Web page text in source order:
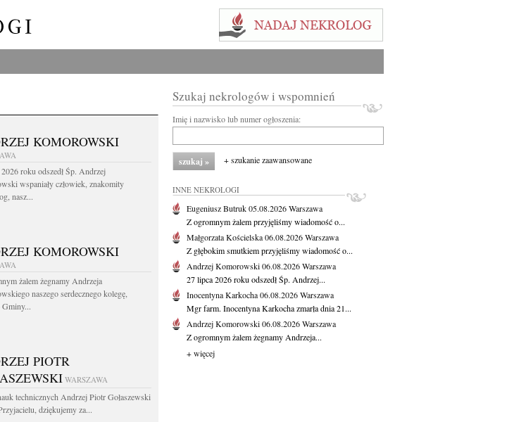
KOMOROWSKI
roku odszedł Śp. Andrzej
wspaniały człowiek, znakomity
nasz...
KOMOROWSKI
żalem żegnamy Andrzeja
naszego serdecznego kolegę,
Gminy...
PIOTR
WARSZAWA
technicznych Andrzej Piotr Gołaszewski
dziękujemy za...
Szukaj nekrologów i wspomnień
Imię i nazwisko lub numer ogłoszenia:
+ szukanie zaawansowane
INNE NEKROLOGI
Eugeniusz Butruk05.08.2026Warszawa
Z ogromnym żalem przyjęliśmy wiadomość o...
Małgorzata Kościelska06.08.2026Warszawa
Z głębokim smutkiem przyjęliśmy wiadomość o...
Andrzej Komorowski06.08.2026Warszawa
27 lipca 2026 roku odszedł Śp. Andrzej...
Inocentyna Karkocha06.08.2026Warszawa
Mgr farm. Inocentyna Karkocha zmarła dnia 21...
Andrzej Komorowski06.08.2026Warszawa
Z ogromnym żalem żegnamy Andrzeja...
+ więcej